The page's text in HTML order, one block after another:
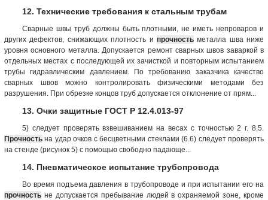
12. Технические требования к стальным трубам
Сварные швы труб должны быть плотными, не иметь непроваров и
других дефектов, снижающих плотность и прочностьметалла шва ниже
уровня основного металла. Допускается ремонт сварных швов заваркой в
отдельных местах с последующей их зачисткой и повторным испытанием
трубы гидравлическим давлением. По требованию заказчика качество
сварных швов можно контролировать физическими методами без
разрушения. При обрезке концов труб допускается отклонение от прям...
13. Очки защитные ГОСТ Р 12.4.013-97
5) следует проверять взвешиванием на весах с точностью 2 г. 8.5.
Прочность на удар очков с бесцветными стеклами (6.6) следует проверять
на стенде (рисунок 5) с помощью свободно падающе...
14. Пневматическое испытание трубопровода
Во время подъема давления в трубопроводе и при испытании его на
прочность не допускается пребывание людей в охраняемой зоне, кроме